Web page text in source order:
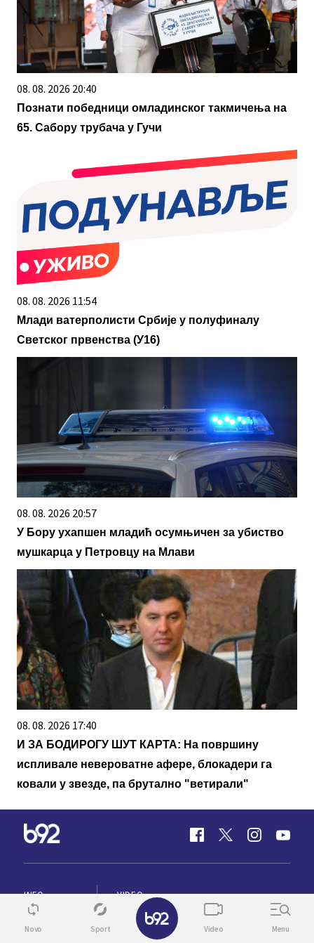
08. 08. 2026 20:40
Познати победници омладинског такмичења на
65. Сабору трубача у Гучи
08. 08. 2026 11:54
Млади ватерполисти Србије у полуфиналу
Светског првенства (У16)
08. 08. 2026 20:57
У Бору ухапшен младић осумњичен за убиство
мушкарца у Петровцу на Млави
08. 08. 2026 17:40
И ЗА БОДИРОГУ ШУТ КАРТА: На површину
испливале невероватне афере, блокадери га
ковали у звезде, па брутално "ветирали"
INFO
SPORT
BIZ
VIDEO
ENGLISH
Novo Sport Video Menu
✕